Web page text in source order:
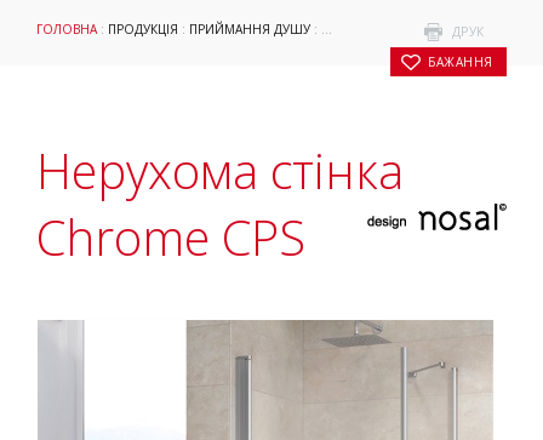
ДРУК
БАЖАННЯ
ГОЛОВНА: ПРОДУКЦІЯ : ПРИЙМАННЯ ДУШУ : ДУШОВІ КАБІНИ ТА ДВЕРІ:
Нерухома стінка
Chrome CPS